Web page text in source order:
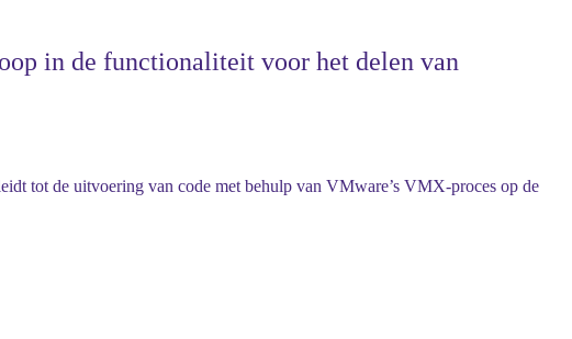
in de functionaliteit voor het delen van
tot de uitvoering van code met behulp van VMware’s VMX-proces op de